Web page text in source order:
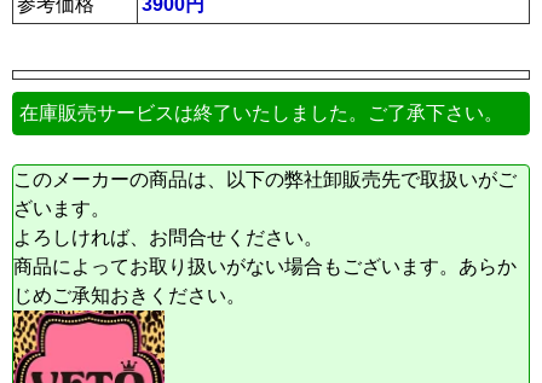
参考価格
3900円
在庫販売サービスは終了いたしました。ご了承下さい。
このメーカーの商品は、以下の弊社卸販売先で取扱いがご
ざいます。
よろしければ、お問合せください。
商品によってお取り扱いがない場合もございます。あらか
じめご承知おきください。